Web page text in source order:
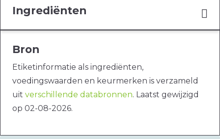
Ingrediënten
Bron
Etiketinformatie als ingrediënten,
voedingswaarden en keurmerken is verzameld
uit verschillende databronnen. Laatst gewijzigd
op 02-08-2026.